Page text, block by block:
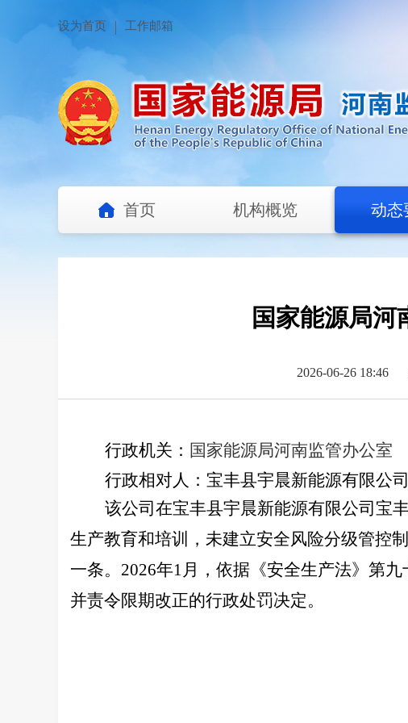
设为首页 工作邮箱
首页 机构概览 动态
国家能源局河
2026-06-26 18:46
行政机关： 国家能源局河南监管办公室
行政相对人：宝丰县宇晨新能源有限公司
该公司在宝丰县宇晨新能源有限公司宝
生产教育和培训，未建立安全风险分级管控
一条。2026年1月，依据《安全生产法》第
并责令限期改正的行政处罚决定。